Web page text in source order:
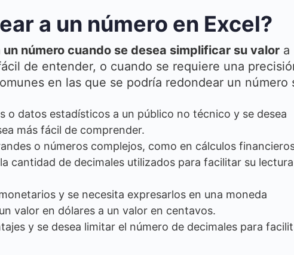
a un número en Excel?
un número cuando se desea simplificar su valor a
de entender, o cuando se requiere una
en las que se podría redondear un número
o datos estadísticos a un público no técnico y se desea
más fácil de comprender.
o números complejos, como en cálculos
cantidad de decimales utilizados para facilitar su
y se necesita expresarlos en una moneda
valor en dólares a un valor en centavos.
y se desea limitar el número de decimales para